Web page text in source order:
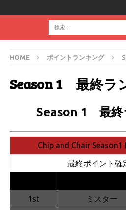
HOME ポイントランキング
Season 1 最終ラ
Season 1 最終
Chip and Chair Season1
最終ポイント確
1st
ミスター